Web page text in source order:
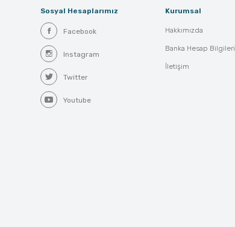
Sosyal Hesaplarımız
Facebook
Instagram
Twitter
Youtube
Kurumsal
Hakkımızda
Banka Hesap Bilgileri
İletişim